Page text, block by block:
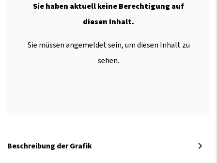
Sie haben aktuell keine Berechtigung auf
diesen Inhalt.
Sie müssen angemeldet sein, um diesen Inhalt zu
sehen.
Beschreibung der Grafik